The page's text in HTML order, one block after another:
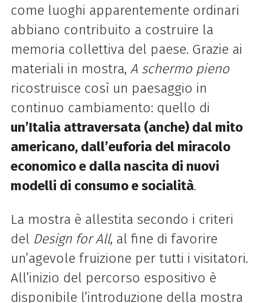
come luoghi apparentemente ordinari
abbiano contribuito a costruire la
memoria collettiva del paese. Grazie ai
materiali in mostra, A schermo pieno
ricostruisce così un paesaggio in
continuo cambiamento: quello di
un’Italia attraversata (anche) dal mito
americano, dall’euforia del miracolo
economico e dalla nascita di nuovi
modelli di consumo e socialità.
La mostra è allestita secondo i criteri
del Design for All, al fine di favorire
un’agevole fruizione per tutti i visitatori.
All’inizio del percorso espositivo è
disponibile l’introduzione della mostra